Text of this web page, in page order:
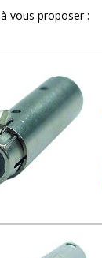
à vous proposer :